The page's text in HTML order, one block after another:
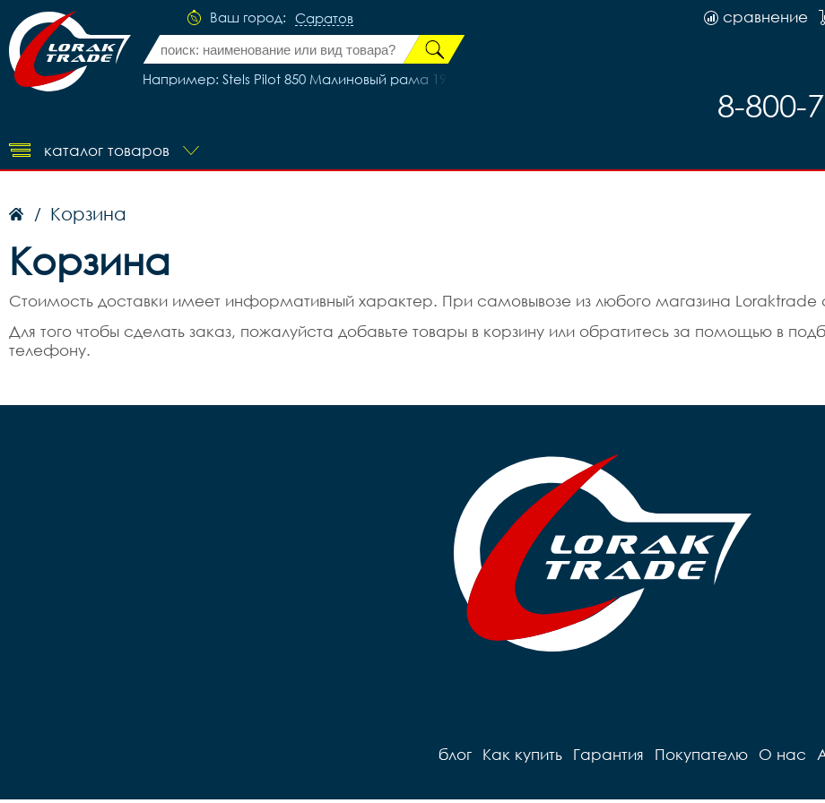
Ваш город: Саратов
Например: Stels Pilot 850 Малиновый рама 19 (на рост 172-180) (26)
сравнение
8-800-
каталог товаров
/ Корзина
Корзина
Стоимость доставки имеет информативный характер. При самовывозе из любого магазина Loraktrade
Для того чтобы сделать заказ, пожалуйста добавьте товары в корзину или обратитесь за помощью в
телефону.
блог Как купить Гарантия Покупателю О нас